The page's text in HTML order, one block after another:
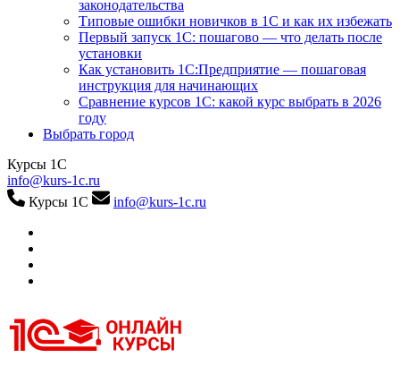
законодательства
Типовые ошибки новичков в 1С и как их избежать
Первый запуск 1С: пошагово — что делать после
установки
Как установить 1С:Предприятие — пошаговая
инструкция для начинающих
Сравнение курсов 1С: какой курс выбрать в 2026
году
Выбрать город
Курсы 1С
info@kurs-1c.ru
Курсы 1С
info@kurs-1c.ru